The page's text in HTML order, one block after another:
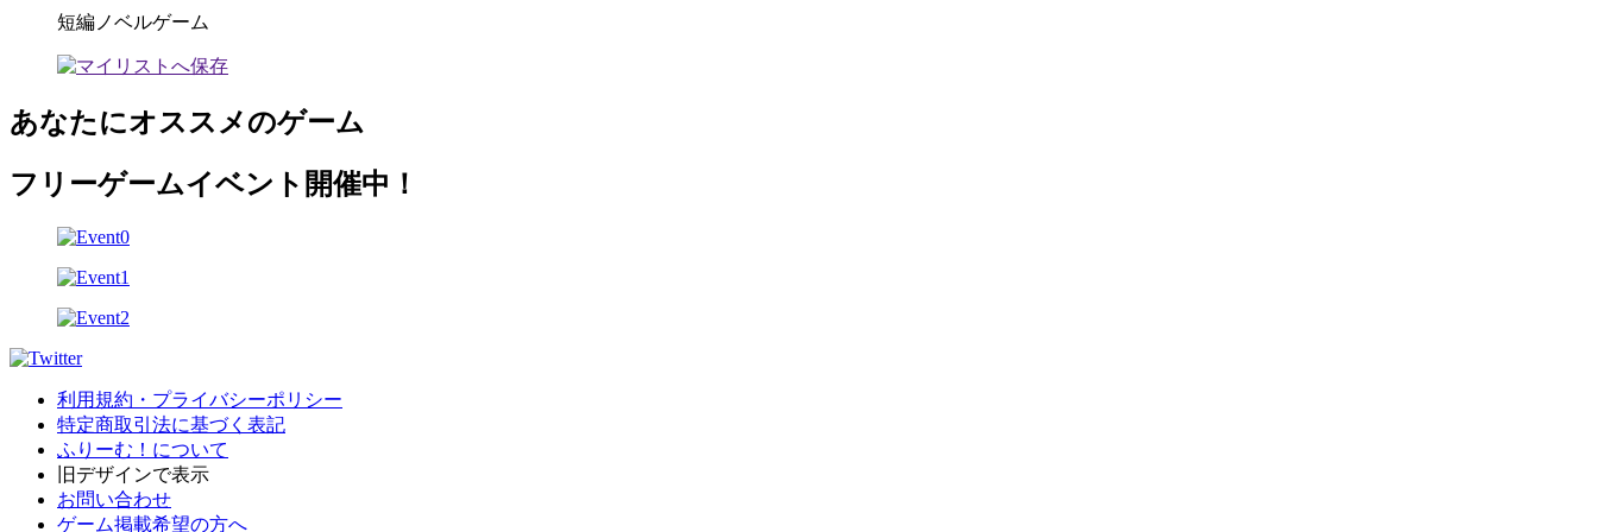
短編ノベルゲーム
あなたにオススメのゲーム
フリーゲームイベント開催中！
利用規約・プライバシーポリシー
特定商取引法に基づく表記
ふりーむ！について
旧デザインで表示
お問い合わせ
ゲーム掲載希望の方へ